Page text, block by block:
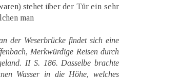
stehet über der Tür ein sehr
man
der Weserbrücke findet sich eine
Merkwürdige Reisen durch
II S. 186. Dasselbe brachte
Wasser in die Höhe, welches